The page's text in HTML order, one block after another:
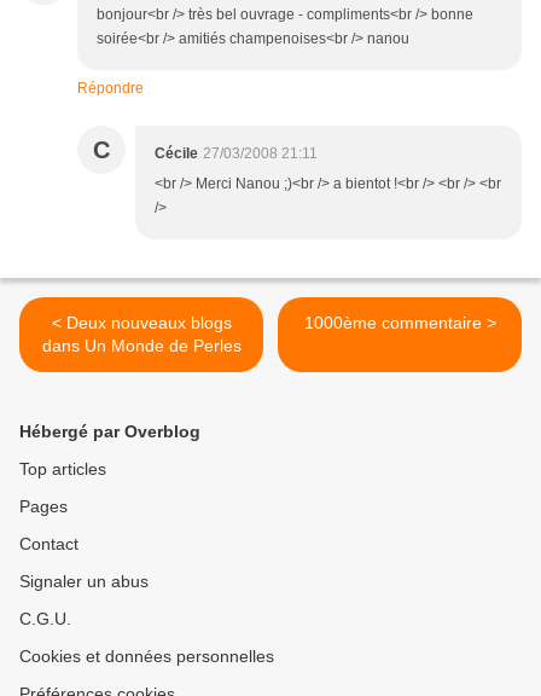
bonjour<br /> très bel ouvrage - compliments<br /> bonne
soirée<br /> amitiés champenoises<br /> nanou
Répondre
C Cécile 27/03/2008 21:11
<br /> Merci Nanou ;)<br /> a bientot !<br /> <br /> <br
/>
< Deux nouveaux blogs
dans Un Monde de Perles
1000ème commentaire >
Hébergé par Overblog
Top articles
Pages
Contact
Signaler un abus
C.G.U.
Cookies et données personnelles